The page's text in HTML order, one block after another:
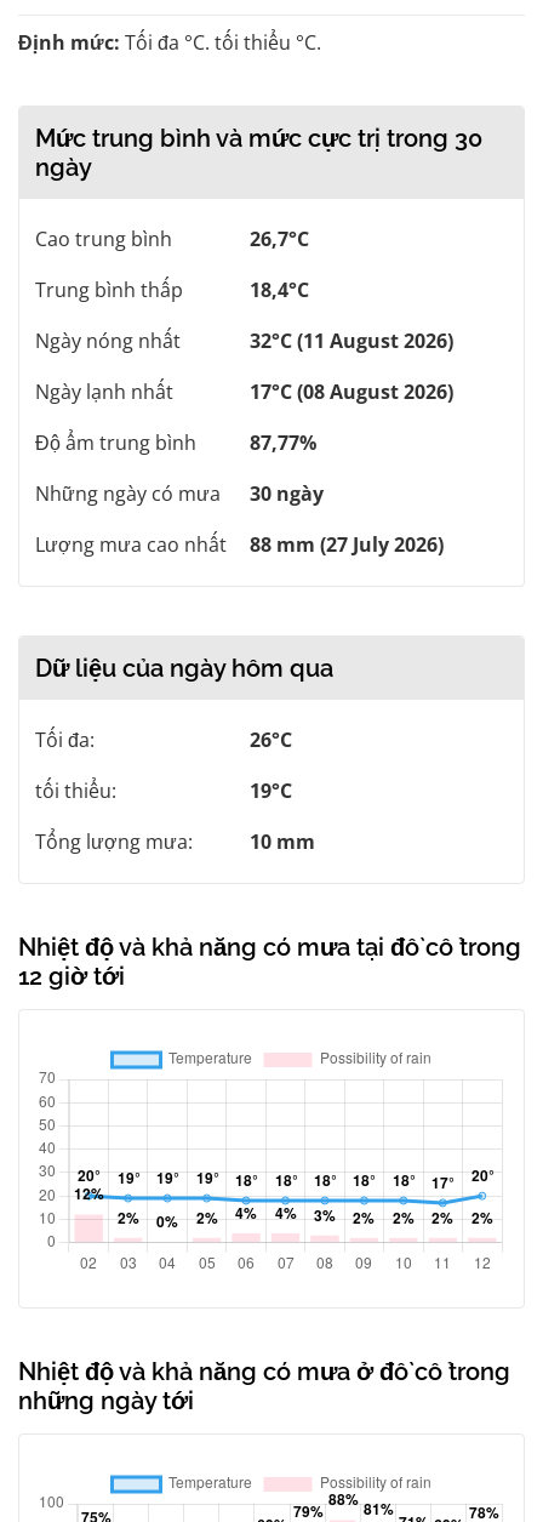
Định mức: Tối đa °C. tối thiểu °C.
Mức trung bình và mức cực trị trong 30
ngày
Cao trung bình
26,7°C
Trung bình thấp
18,4°C
Ngày nóng nhất
32°C (11 August 2026)
Ngày lạnh nhất
17°C (08 August 2026)
Độ ẩm trung bình
87,77%
Những ngày có mưa
30 ngày
Lượng mưa cao nhất
88 mm (27 July 2026)
Dữ liệu của ngày hôm qua
Tối đa:
26°C
tối thiểu:
19°C
Tổng lượng mưa:
10 mm
Nhiệt độ và khả năng có mưa tại đồ cổ trong
12 giờ tới
Nhiệt độ và khả năng có mưa ở đồ cổ trong
những ngày tới